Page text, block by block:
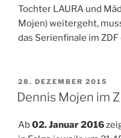
Tochter LAURA und
Mojen) weitergeht,
das Serienfinale im
VERÖFFENTLICHT
AM
28. DEZEMBER 2015
Dennis Mojen im
Ab02. Januar 2016